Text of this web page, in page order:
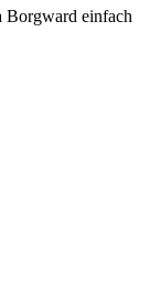
Borgward einfach